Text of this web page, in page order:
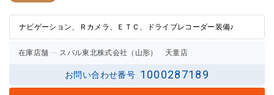
ナビゲーション、Ｒカメラ、ＥＴＣ、ドライブレコーダー装備♪
在庫店舗 スバル東北株式会社（山形） 天童店
お問い合わせ番号 1000287189